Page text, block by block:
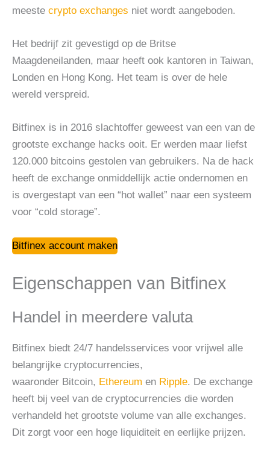
meeste crypto exchanges niet wordt aangeboden.
Het bedrijf zit gevestigd op de Britse
Maagdeneilanden, maar heeft ook kantoren in Taiwan,
Londen en Hong Kong. Het team is over de hele
wereld verspreid.
Bitfinex is in 2016 slachtoffer geweest van een van de
grootste exchange hacks ooit. Er werden maar liefst
120.000 bitcoins gestolen van gebruikers. Na de hack
heeft de exchange onmiddellijk actie ondernomen en
is overgestapt van een “hot wallet” naar een systeem
voor “cold storage”.
Bitfinex account maken
Eigenschappen van Bitfinex
Handel in meerdere valuta
Bitfinex biedt 24/7 handelsservices voor vrijwel alle
belangrijke cryptocurrencies,
waaronder Bitcoin, Ethereum en Ripple. De exchange
heeft bij veel van de cryptocurrencies die worden
verhandeld het grootste volume van alle exchanges.
Dit zorgt voor een hoge liquiditeit en eerlijke prijzen.